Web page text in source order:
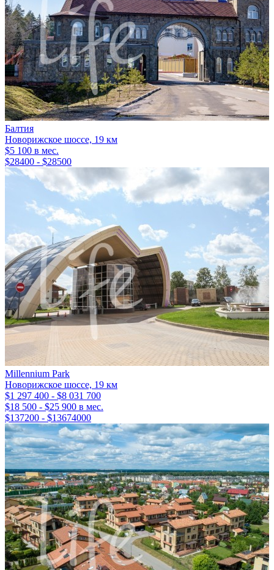
Балтия
Новорижское шоссе, 19 км
$5 100 в мес.
$28400 - $28500
Millennium Park
Новорижское шоссе, 19 км
$1 297 400 - $8 031 700
$18 500 - $25 900 в мес.
$137200 - $13674000